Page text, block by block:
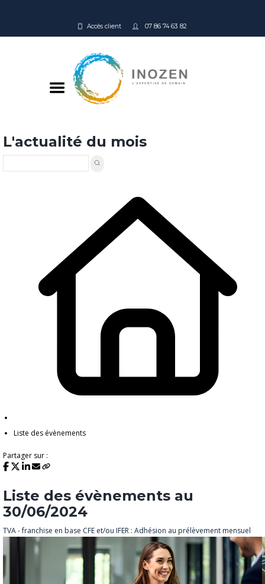
Accès client 07 86 74 63 82
L'actualité du mois
Liste des évènements
Partager sur :
Liste des évènements au
30/06/2024
TVA - franchise en base CFE et/ou IFER : Adhésion au prélèvement mensuel